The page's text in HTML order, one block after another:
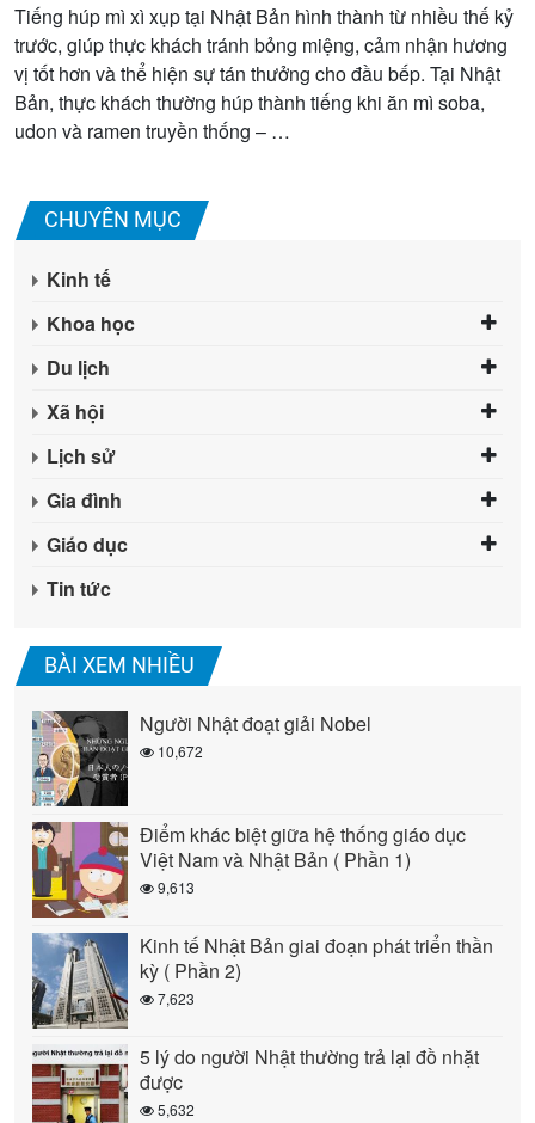
Tiếng húp mì xì xụp tại Nhật Bản hình thành từ nhiều thế kỷ
trước, giúp thực khách tránh bỏng miệng, cảm nhận hương
vị tốt hơn và thể hiện sự tán thưởng cho đầu bếp. Tại Nhật
Bản, thực khách thường húp thành tiếng khi ăn mì soba,
udon và ramen truyền thống – …
CHUYÊN MỤC
Kinh tế
Khoa học
Du lịch
Xã hội
Lịch sử
Gia đình
Giáo dục
Tin tức
BÀI XEM NHIỀU
Người Nhật đoạt giải Nobel
10,672
Điểm khác biệt giữa hệ thống giáo dục
Việt Nam và Nhật Bản ( Phần 1)
9,613
Kinh tế Nhật Bản giai đoạn phát triển thần
kỳ ( Phần 2)
7,623
5 lý do người Nhật thường trả lại đồ nhặt
được
5,632